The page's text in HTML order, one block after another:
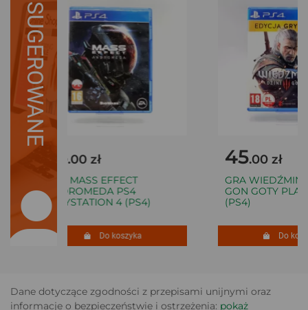
SUGEROWANE
.00 zł
GRA MASS EFFECT
ANDROMEDA PS4
PLAYSTATION 4 (PS4)
Do koszyka
45.00 zł
GRA WIEDŹMIN
GON GOTY
(PS4)
Do
Dane dotyczące zgodności z przepisami unijnymi oraz
informacje o bezpieczeństwie i ostrzeżenia: pokaż